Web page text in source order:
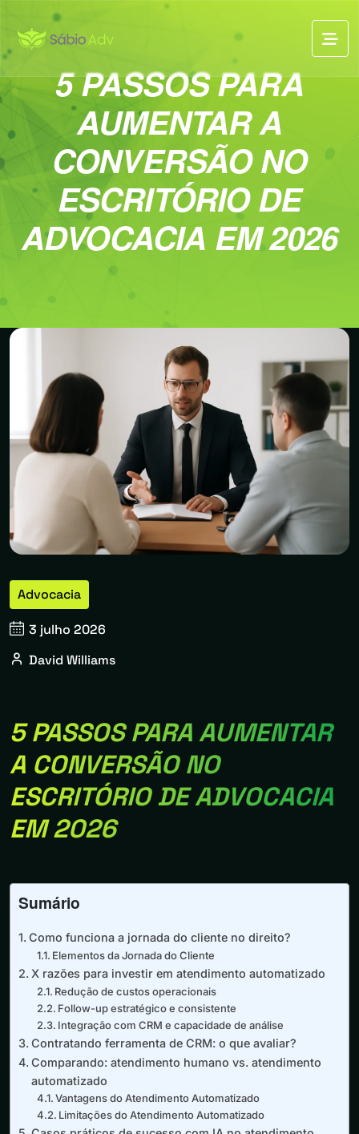
5 PASSOS PARA
AUMENTAR A
CONVERSÃO NO
ESCRITÓRIO DE
ADVOCACIA EM 2026
Advocacia
3 julho 2026
David Williams
5 PASSOS PARA AUMENTAR
A CONVERSÃO NO
ESCRITÓRIO DE ADVOCACIA
EM 2026
Sumário
Como funciona a jornada do cliente no direito?
Elementos da Jornada do Cliente
X razões para investir em atendimento automatizado
Redução de custos operacionais
Follow-up estratégico e consistente
Integração com CRM e capacidade de análise
Contratando ferramenta de CRM: o que avaliar?
Comparando: atendimento humano vs. atendimento
automatizado
Vantagens do Atendimento Automatizado
Limitações do Atendimento Automatizado